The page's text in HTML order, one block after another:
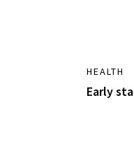
HEALTH
Early